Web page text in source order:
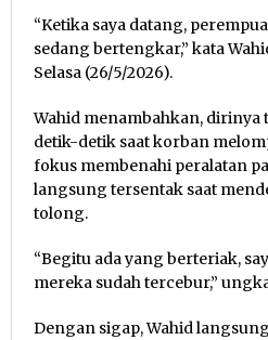
“Ketika saya datang,
sedang bertengkar,” kata
Selasa (26/5/2026).
Wahid menambahkan,
detik-detik saat korban
fokus membenahi peralatan
langsung tersentak saat
tolong.
“Begitu ada yang berteriak,
mereka sudah tercebur,”
Dengan sigap, Wahid